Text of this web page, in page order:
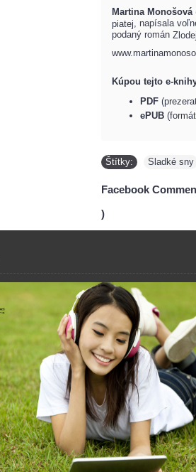
Martina Monošová
piatej , napísala
podaný román
Kúpou tejto e-
PDF
ePUB
Štítky: Sladké sny
Facebook
)